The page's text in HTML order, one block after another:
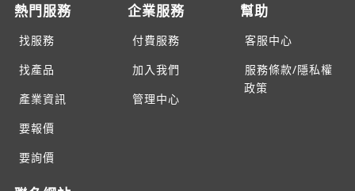
熱門服務
找服務
找產品
產業資訊
要報價
要詢價
企業服務
付費服務
加入我們
管理中心
幫助
客服中心
服務條款/隱私權
政策